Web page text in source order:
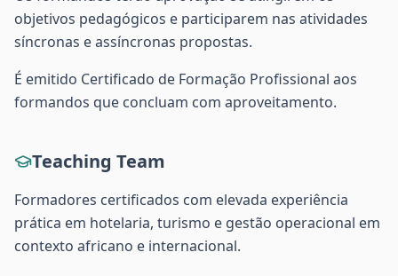
objetivos pedagógicos e participarem nas atividades
síncronas e assíncronas propostas.
É emitido Certificado de Formação Profissional aos
formandos que concluam com aproveitamento.
Teaching Team
Formadores certificados com elevada experiência
prática em hotelaria, turismo e gestão operacional em
contexto africano e internacional.